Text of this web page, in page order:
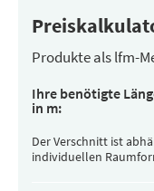
Produkte als lfm-
Ihre benötigte
in m:
Der Verschnitt ist
individuellen